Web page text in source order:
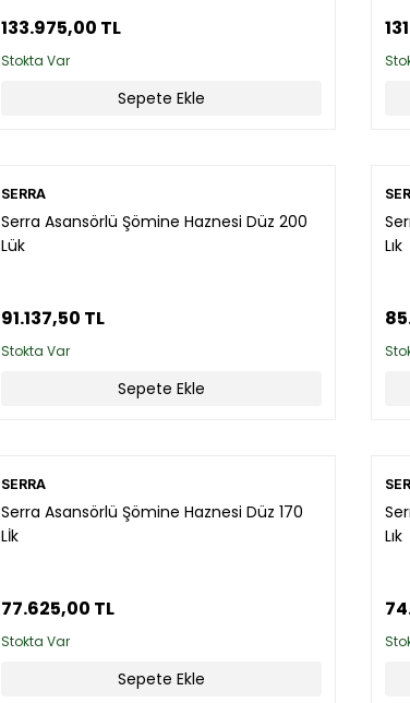
133.975,00 TL
Stokta Var
Sepete Ekle
SERRA
Serra Asansörlü Şömine Haznesi Düz 200
Lük
91.137,50 TL
Stokta Var
Sepete Ekle
Lık
SERRA
Serra Asansörlü Şömine Haznesi Düz 170
Lİk
77.625,00 TL
Stokta Var
Sepete Ekle
Lık